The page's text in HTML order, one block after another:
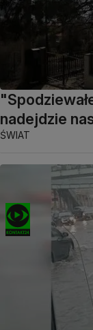
nadejdzie
ŚWIAT